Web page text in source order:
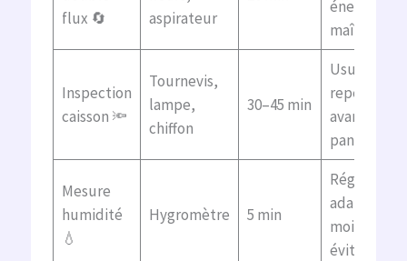
flux 🔄
aspirateur
énergie
maîtrisée
Inspection
caisson 🔦
Tournevis,
lampe,
chiffon
30–45 min
Usure
repérée
avant
panne
Mesure
humidité
💧
Hygromètre 5 min
Réglages
adaptés,
moisissures
évitées